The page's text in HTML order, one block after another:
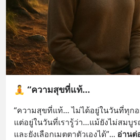
🧘 “ความสุขที่แท้…
“ความสุขที่แท้… ไม่ได้อยู่ในวันที่ทุก
แต่อยู่ในวันที่เรารู้ว่า…แม้ยังไม่สมบูร
และยังเลือกเมตตาตัวเองได้”... อ่านต่